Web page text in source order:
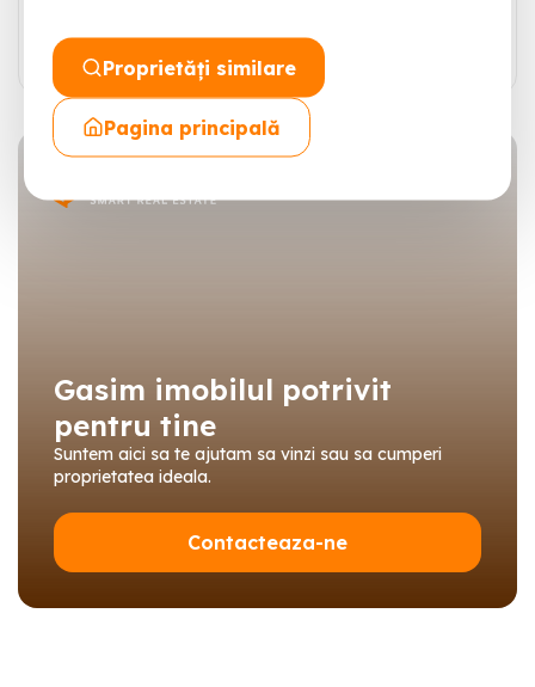
Gasim imobilul potrivit
pentru tine
Suntem aici sa te ajutam sa vinzi sau sa cumperi
proprietatea ideala.
Contacteaza-ne
Proprietăți similare
Pagina principală